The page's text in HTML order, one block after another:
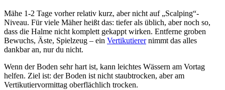
Mähe 1-2 Tage vorher relativ kurz, aber nicht auf „Scalping“-
Niveau. Für viele Mäher heißt das: tiefer als üblich, aber noch so,
dass die Halme nicht komplett gekappt wirken. Entferne groben
Bewuchs, Äste, Spielzeug – ein Vertikutierernimmt das alles
dankbar an, nur du nicht.
Wenn der Boden sehr hart ist, kann leichtes Wässern am Vortag
helfen. Ziel ist: der Boden ist nicht staubtrocken, aber am
Vertikutiervormittag oberflächlich trocken.